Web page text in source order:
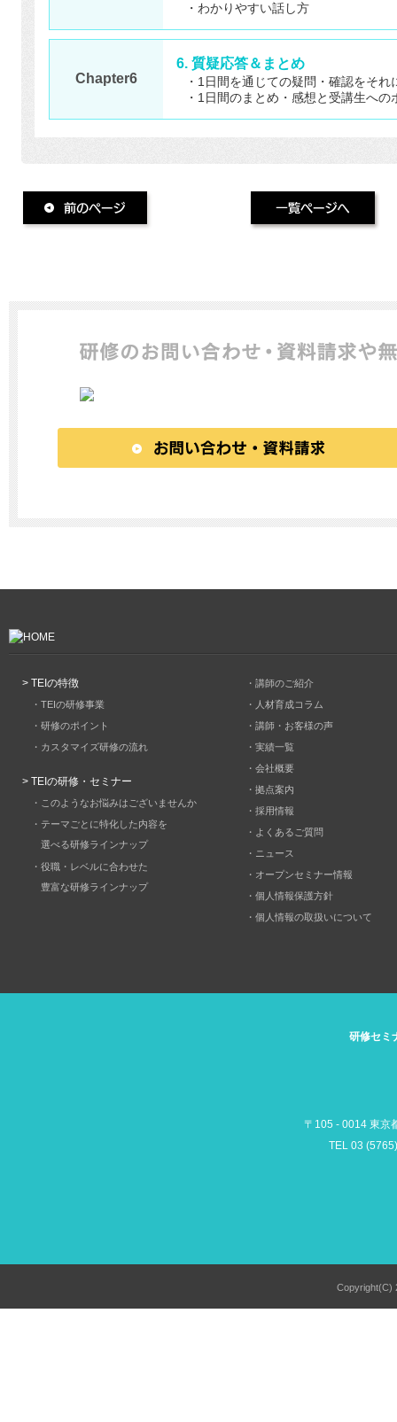
・わかりやすい話し方
Chapter6
6. 質疑応答＆まとめ
・1日間を通じての疑問・確認をそれ
・1日間のまとめ・感想と受講生へ
HOME
> TEIの特徴
・TEIの研修事業
・研修のポイント
・カスタマイズ研修の流れ
> TEIの研修・セミナー
・このようなお悩みはございませんか
・テーマごとに特化した内容を
選べる研修ラインナップ
・役職・レベルに合わせた
豊富な研修ラインナップ
・講師のご紹介
・人材育成コラム
・講師・お客様の声
・実績一覧
・会社概要
・拠点案内
・採用情報
・よくあるご質問
・ニュース
・オープンセミナー情報
・個人情報保護方針
・個人情報の取扱いについて
研修セミ
〒105 - 0014 東京
TEL 03
Copyright(C)